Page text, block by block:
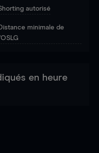
autorisé
minimale de
l'OSLG
en heure